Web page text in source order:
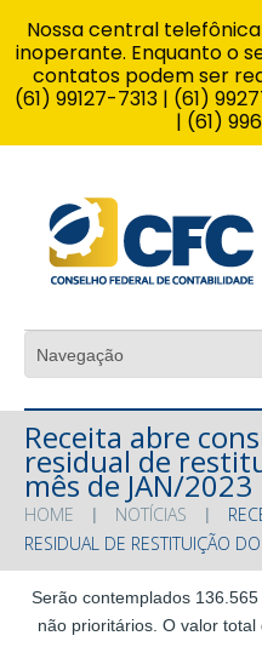
Receita abre
residual de
mês de JAN/2023
HOME NOTÍCIAS
RESIDUAL DE RESTITUIÇÃO
Serão contemplados
não prioritários. O valor
Nossa central
inoperante. Enquanto o
contatos podem ser
(61) 99127-7313 | (61)
| (61)